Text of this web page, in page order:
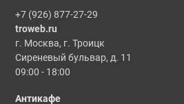
+7 (926) 877-27-29
troweb.ru
г. Москва, г. Троицк
Сиреневый бульвар, д. 11
09:00 - 18:00
Антикафе